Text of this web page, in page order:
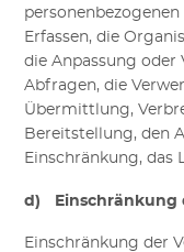
Erfassen, die
die Anpassung oder
Abfragen, die
Übermittlung,
Bereitstellung, den
Einschränkung, das
d) Einschränkung
Einschränkung der